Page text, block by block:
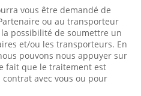
vous être demandé de
ou au transporteur
possibilité de soumettre un
et/ou les transporteurs. En
pouvons nous appuyer sur
fait que le traitement est
avec vous ou pour